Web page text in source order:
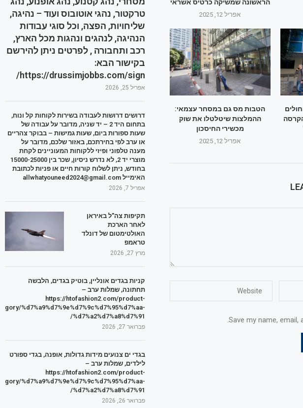
הראשונה שמשיקה כרטיס אשראי
אפריל 12, 2025
הטבות מס גם במסחר עצמאי:
ההמלצות שיטלטלו את שוק
מכשירי החיסכון
אפריל 12, 2025
Save my name,
טרקטור, נהגי אוטובוס ועוד – נהיגה,
שליחויות, הפצה, וכל סוגי עבודות
הנהיגה, לנהגים ונהגות מכל הארץ,
רכב ותחבורה , לפרטים ניתן להירשם
בקישור הבא:
https://drussimjobbs.com/sign/
אפריל 25, 2026
דרושים דרושות לעבודה בשירות לקוחות קל ונוח,
בתחום היד 2 – יד שניה, מדובר על עבודה של
שעות ספורות ביום, שעות גמישות – בבוקר צהריים
או ערב לפי בחירתכם, באזור שלכם, מדובר על
מענה טלפוני ופיזי ללקוחות המעוניינים לקחת
מוצרי יד 2, לא נדרש ניסיון, שכר בין 15000-25000
בחודש, ניתן לשלוח קורות חיים או פניות לכתובת
האימייל allwhatyouneed2024@gmail.com
אפריל 7, 2026
תקיפות צה"ל באיראן
לאחר הארכת
האולטימטום של דונלד
טראמפ
מרץ 27, 2026
קניות בגדים אונליין, בוטיק בגדים, הלבשה
תחתונה, שמלות ערב –
https://htofashion2.com/product-
%d7%a9%d7%9e%d7%9c%d7%95%d7%aa-
%d7%a2%d7%a8%d7%91/
פברואר 27, 2026
בגדי ים צנועים מידות גדולות, אופנה, בגדי ספורט
לילדים, שמלות ערב –
https://htofashion2.com/product-
%d7%a9%d7%9e%d7%9c%d7%95%d7%aa-
%d7%a2%d7%a8%d7%91/
פברואר 26, 2026